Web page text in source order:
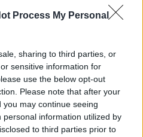
Process My Personal
sharing to third parties, or
sensitive information for
use the below opt-out
Please note that after your
may continue seeing
information utilized by
to third parties prior to
Trump: Construcția
la Casa Albă a fost
în instanță